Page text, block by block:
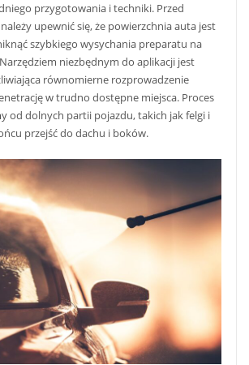
przygotowania i techniki. Przed
upewnić się, że powierzchnia auta jest
szybkiego wysychania preparatu na
niezbędnym do aplikacji jest
równomierne rozprowadzenie
w trudno dostępne miejsca. Proces
od dolnych partii pojazdu, takich jak felgi i
przejść do dachu i boków.